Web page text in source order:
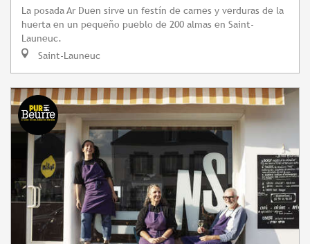
La posada Ar Duen sirve un festín de carnes y verduras de la
huerta en un pequeño pueblo de 200 almas en Saint-
Launeuc.
Saint-Launeuc